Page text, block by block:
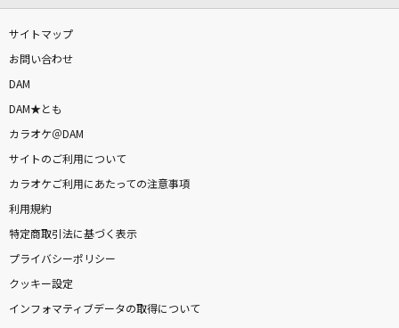
雪の華
中島美嘉
[生音]ただ君に晴れ
サイトマップ
お問い合わせ
DAM
DAM★とも
カラオケ＠DAM
サイトのご利用について
カラオケご利用にあたっての注意事項
利用規約
特定商取引法に基づく表示
プライバシーポリシー
クッキー設定
インフォマティブデータの取得について